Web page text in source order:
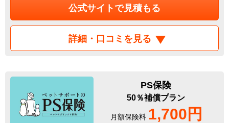
公式サイトで見積もる
詳細・口コミを見る
PS保険
50％補償プラン
月額保険料 1,700円